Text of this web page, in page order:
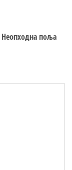
Неопходна поља